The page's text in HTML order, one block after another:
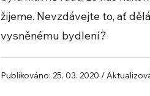
žijeme. Nevzdávejte to, ať
vysněnému bydlení?
Publikováno: 25. 03. 2020 /